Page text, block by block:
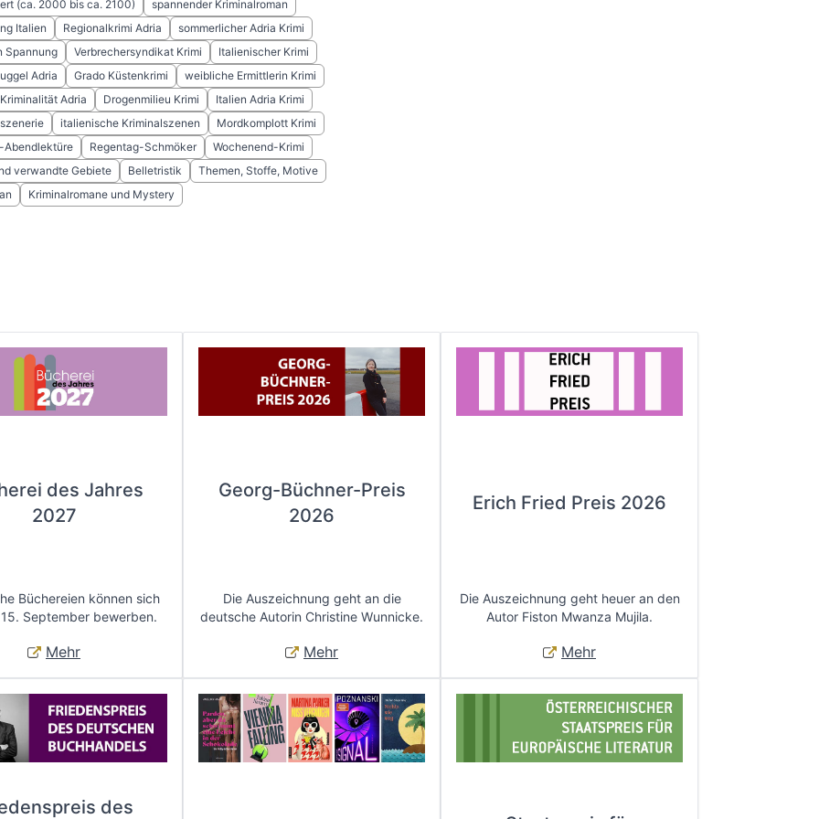
(ca. 2000 bis ca. 2100)
spannender Kriminalroman
Italien
Regionalkrimi Adria
sommerlicher Adria Krimi
Spannung
Verbrechersyndikat Krimi
Italienischer Krimi
Adria
Grado Küstenkrimi
weibliche Ermittlerin Krimi
Adria
Drogenmilieu Krimi
Italien Adria Krimi
italienische Kriminalszenen
Mordkomplott Krimi
Regentag-Schmöker
Wochenend-Krimi
verwandte Gebiete
Belletristik
Themen, Stoffe, Motive
Kriminalromane und Mystery
des Jahres
2027
Büchereien können sich
September bewerben.
Mehr
Georg-Büchner-Preis
2026
Die Auszeichnung geht an die
deutsche Autorin Christine Wunnicke.
Mehr
Erich Fried Preis 2026
Die Auszeichnung geht heuer an den
Autor Fiston Mwanza Mujila.
Mehr
des